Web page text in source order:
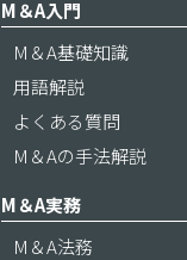
M＆A入門
M＆A基礎知識
用語解説
よくある質問
M＆Aの手法解説
M＆A実務
M＆A法務